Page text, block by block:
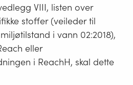
VIII, listen over
stoffer (veileder til
i vann 02:2018),
eller
i ReachH, skal dette